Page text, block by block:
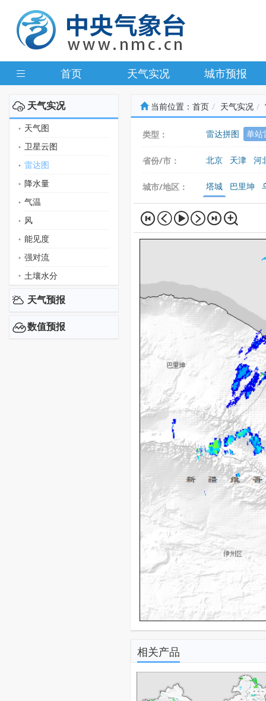
首页 天气实况 城市预报
天气实况
天气图
卫星云图
雷达图
降水量
气温
风
能见度
强对流
土壤水分
天气预报
数值预报
当前位置： 首页 天气实况
类型： 雷达拼图 单站
省份/市： 北京 天津
河
城市/地区：
塔城 巴里坤
哈密
精河 伊
相关产品